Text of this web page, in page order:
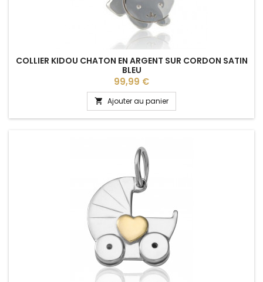
COLLIER KIDOU CHATON EN ARGENT SUR CORDON SATIN
BLEU
Prix
99,99 €
 Ajouter au panier